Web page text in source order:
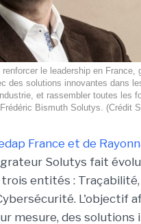
le leadership en France,
des solutions innovantes dans
et rassembler toutes les
Bismuth Solutys. (Crédit
France et de
Solutys fait
entités :
L'objectif
mesure, des solutions